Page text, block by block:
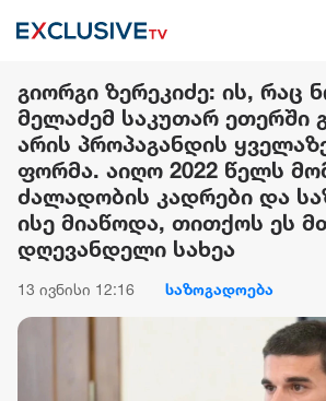
გიორგი ზერეკიძე: ის, რაც
მელაძემ საკუთარ ეთერში
არის პროპაგანდის
ფორმა. აიღო 2022 წელს
ძალადობის კადრები და
ისე მიაწოდა, თითქოს ეს
დღევანდელი სახეა
13 ივნისი 12:16 საზოგადოება